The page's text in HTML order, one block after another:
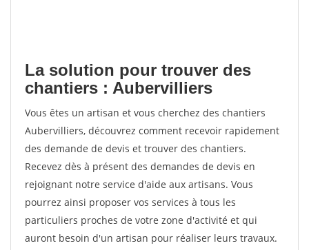
La solution pour trouver des
chantiers : Aubervilliers
Vous êtes un artisan et vous cherchez des chantiers
Aubervilliers, découvrez comment recevoir rapidement
des demande de devis et trouver des chantiers.
Recevez dès à présent des demandes de devis en
rejoignant notre service d'aide aux artisans. Vous
pourrez ainsi proposer vos services à tous les
particuliers proches de votre zone d'activité et qui
auront besoin d'un artisan pour réaliser leurs travaux.